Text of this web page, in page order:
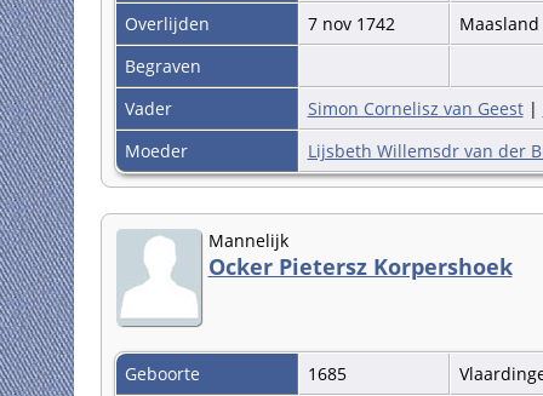
Overlijden
7 nov 1742
Maasland
Begraven
Vader
Simon Cornelisz van Geest|
Moeder
Lijsbeth Willemsdr van der
Mannelijk
Ocker Pietersz Korpershoek
Geboorte 1685